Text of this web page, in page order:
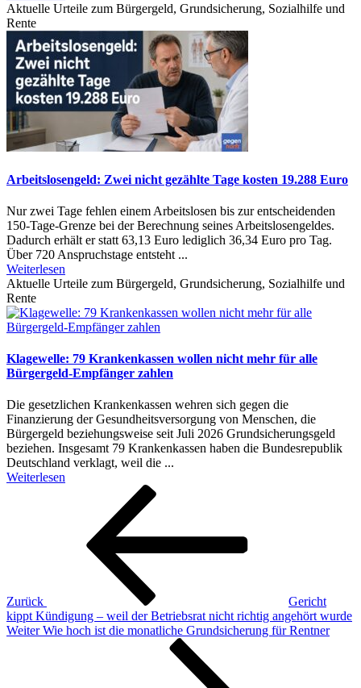
Aktuelle Urteile zum Bürgergeld, Grundsicherung, Sozialhilfe und
Rente
Arbeitslosengeld: Zwei nicht gezählte Tage kosten 19.288 Euro
Nur zwei Tage fehlen einem Arbeitslosen bis zur entscheidenden
150-Tage-Grenze bei der Berechnung seines Arbeitslosengeldes.
Dadurch erhält er statt 63,13 Euro lediglich 36,34 Euro pro Tag.
Über 720 Anspruchstage entsteht ...
Weiterlesen
Aktuelle Urteile zum Bürgergeld, Grundsicherung, Sozialhilfe und
Rente
Klagewelle: 79 Krankenkassen wollen nicht mehr für alle
Bürgergeld-Empfänger zahlen
Die gesetzlichen Krankenkassen wehren sich gegen die
Finanzierung der Gesundheitsversorgung von Menschen, die
Bürgergeld beziehungsweise seit Juli 2026 Grundsicherungsgeld
beziehen. Insgesamt 79 Krankenkassen haben die Bundesrepublik
Deutschland verklagt, weil die ...
Weiterlesen
Zurück
Gericht
kippt Kündigung – weil der Betriebsrat nicht richtig angehört wurde
Nächster
Weiter Wie hoch ist die monatliche Grundsicherung für Rentner